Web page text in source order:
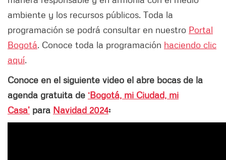
ambiente y los recursos públicos. Toda la
programación se podrá consultar en nuestro Portal
Bogotá. Conoce toda la programación haciendo clic
aquí.
Conoce en el siguiente video el abre bocas de la
agenda gratuita de ‘Bogotá, mi Ciudad, mi
Casa’ para Navidad 2024: